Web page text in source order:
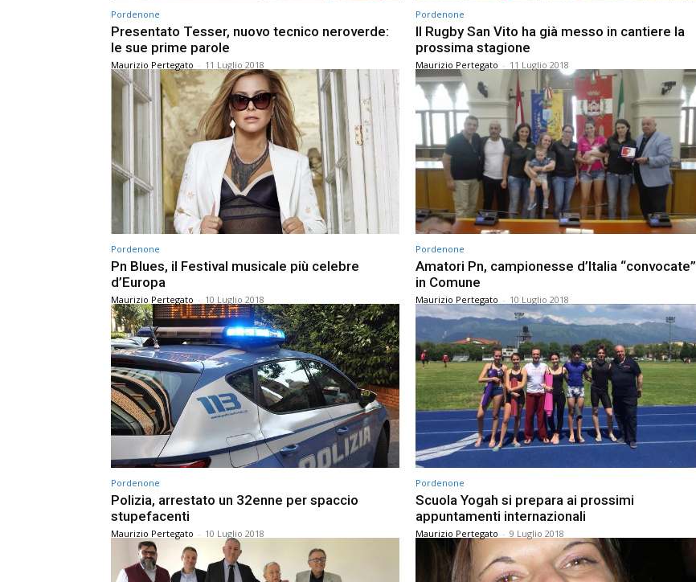
Pordenone
Presentato Tesser, nuovo tecnico neroverde:
le sue prime parole
Maurizio Pertegato - 11 Luglio 2018
Pordenone
Il Rugby San Vito ha già messo in cantiere la
prossima stagione
Maurizio Pertegato - 11 Luglio 2018
Pordenone
Pn Blues, il Festival musicale più celebre
d’Europa
Maurizio Pertegato - 10 Luglio 2018
Pordenone
Amatori Pn, campionesse d’Italia “convocate”
in Comune
Maurizio Pertegato - 10 Luglio 2018
Pordenone
Polizia, arrestato un 32enne per spaccio
stupefacenti
Maurizio Pertegato - 10 Luglio 2018
Pordenone
Scuola Yogah si prepara ai prossimi
appuntamenti internazionali
Maurizio Pertegato - 9 Luglio 2018